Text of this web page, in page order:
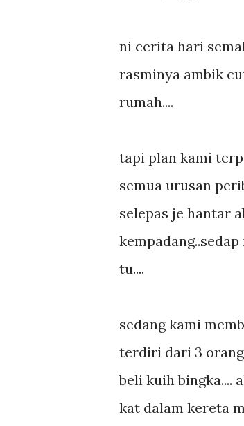
ni cerita hari
rasminya ambik
rumah....
tapi plan kami
semua urusan
selepas je hantar
tu....
sedang kami
terdiri dari 3
beli kuih bingka....
kat dalam kereta